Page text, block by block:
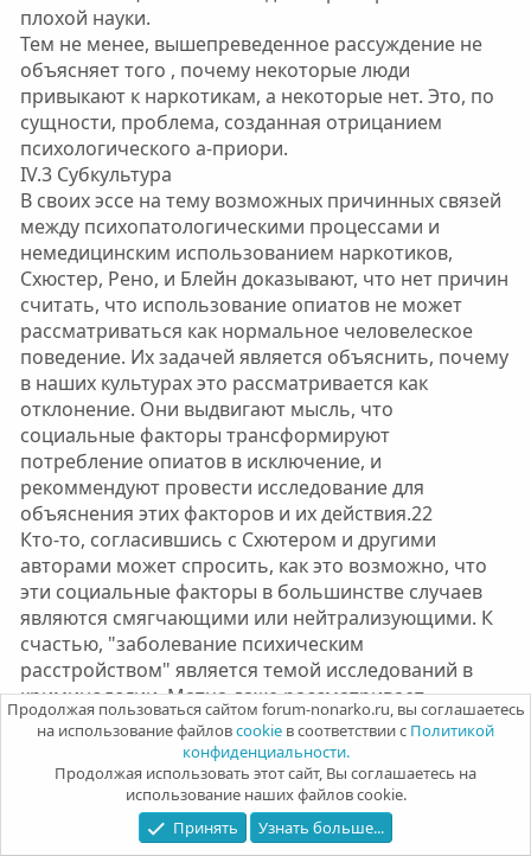
плохой науки.
Тем не менее, вышепреведенное рассуждение не
объясняет того , почему некоторые люди
привыкают к наркотикам, а некоторые нет. Это, по
сущности, проблема, созданная отрицанием
психологического а-приори.
IV.3 Субкультура
В своих эссе на тему возможных причинных связей
между психопатологическими процессами и
немедицинским использованием наркотиков,
Схюстер, Рено, и Блейн доказывают, что нет причин
считать, что использование опиатов не может
рассматриваться как нормальное человелеское
поведение. Их задачей является объяснить, почему
в наших культурах это рассматривается как
отклонение. Они выдвигают мысль, что
социальные факторы трансформируют
потребление опиатов в исключение, и
рекоммендуют провести исследование для
объяснения этих факторов и их действия.22
Кто-то, согласившись с Схютером и другими
авторами может спросить, как это возможно, что
эти социальные факторы в большинстве случаев
являются смягчающими или нейтрализующими. К
счастью, "заболевание психическим
расстройством" является темой исследований в
криминологии. Матца даже рассматривает
концепцию патологии в этом контексте.23
Концепция субкультуры занимает в этой связи
важное место. В своей работе "Потребление
наркотиков и субкультура" Коэн показывает, как
влияние субкультур смягчает появления поведения,
Продолжая пользоваться сайтом forum-nonarko.ru, вы соглашаетесь
на использование файловcookie в соответствии с Политикой
конфиденциальности.
Продолжая использовать этот сайт, Вы соглашаетесь на
использование наших файлов cookie.
Принять
Узнать больше...